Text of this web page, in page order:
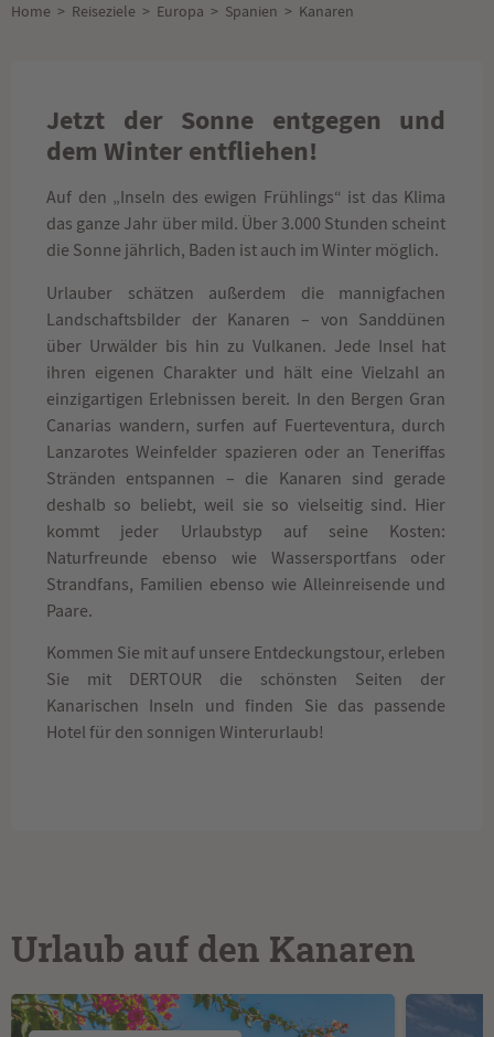
Home > Reiseziele > Europa > Spanien > Kanaren
Jetzt der Sonne entgegen und
dem Winter entfliehen!
Auf den „Inseln des ewigen Frühlings“ ist das Klima
das ganze Jahr über mild. Über 3.000 Stunden scheint
die Sonne jährlich, Baden ist auch im Winter möglich.
Urlauber schätzen außerdem die mannigfachen
Landschaftsbilder der Kanaren – von Sanddünen
über Urwälder bis hin zu Vulkanen. Jede Insel hat
ihren eigenen Charakter und hält eine Vielzahl an
einzigartigen Erlebnissen bereit. In den Bergen Gran
Canarias wandern, surfen auf Fuerteventura, durch
Lanzarotes Weinfelder spazieren oder an Teneriffas
Stränden entspannen – die Kanaren sind gerade
deshalb so beliebt, weil sie so vielseitig sind. Hier
kommt jeder Urlaubstyp auf seine Kosten:
Naturfreunde ebenso wie Wassersportfans oder
Strandfans, Familien ebenso wie Alleinreisende und
Paare.
Kommen Sie mit auf unsere Entdeckungstour, erleben
Sie mit DERTOUR die schönsten Seiten der
Kanarischen Inseln und finden Sie das passende
Hotel für den sonnigen Winterurlaub!
Urlaub auf den Kanaren